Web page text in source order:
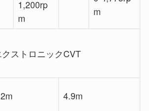
1,200rp
m
m
クストロニックCVT
4.9m